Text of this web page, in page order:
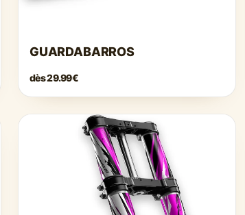
GUARDABARROS
dès29.99€